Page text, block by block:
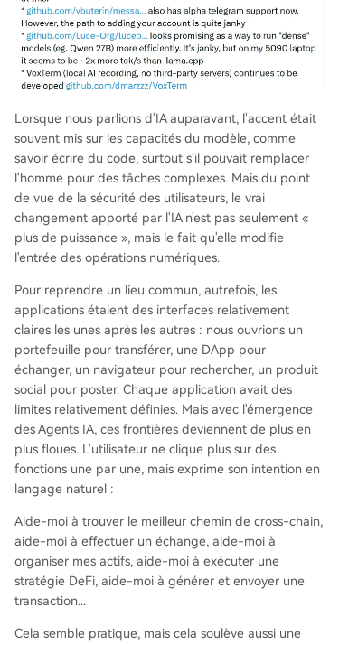
Lorsque nous parlions d'IA auparavant, l'accent était
souvent mis sur les capacités du modèle, comme
savoir écrire du code, surtout s'il pouvait remplacer
l'homme pour des tâches complexes. Mais du point
de vue de la sécurité des utilisateurs, le vrai
changement apporté par l'IA n'est pas seulement «
plus de puissance », mais le fait qu'elle modifie
l'entrée des opérations numériques.
Pour reprendre un lieu commun, autrefois, les
applications étaient des interfaces relativement
claires les unes après les autres : nous ouvrions un
portefeuille pour transférer, une DApp pour
échanger, un navigateur pour rechercher, un produit
social pour poster. Chaque application avait des
limites relativement définies. Mais avec l'émergence
des Agents IA, ces frontières deviennent de plus en
plus floues. L'utilisateur ne clique plus sur des
fonctions une par une, mais exprime son intention en
langage naturel :
Aide-moi à trouver le meilleur chemin de cross-chain,
aide-moi à effectuer un échange, aide-moi à
organiser mes actifs, aide-moi à exécuter une
stratégie DeFi, aide-moi à générer et envoyer une
transaction...
Cela semble pratique, mais cela soulève aussi une